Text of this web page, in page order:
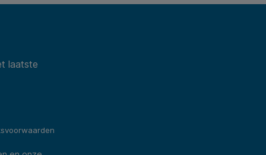
4
laatste